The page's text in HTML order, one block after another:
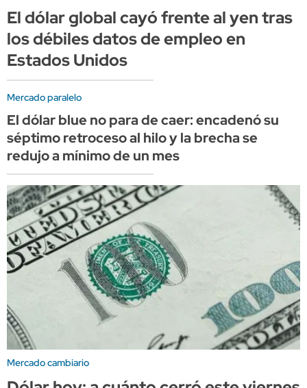
El dólar global cayó frente al yen tras
los débiles datos de empleo en
Estados Unidos
Mercado paralelo
El dólar blue no para de caer: encadenó su
séptimo retroceso al hilo y la brecha se
redujo a mínimo de un mes
Mercado cambiario